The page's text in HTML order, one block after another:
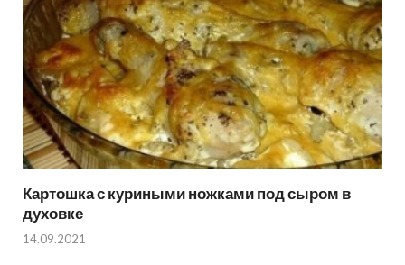
Картошка с куриными ножками под сыром в
духовке
14.09.2021